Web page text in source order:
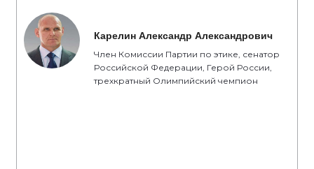
Карелин Александр Александрович
Член Комиссии Партии по этике, сенатор
Российской Федерации, Герой России,
трехкратный Олимпийский чемпион